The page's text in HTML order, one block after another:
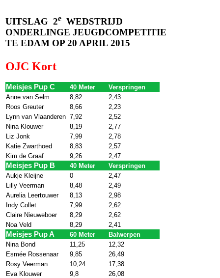
UITSLAG 2e WEDSTRIJD
ONDERLINGE JEUGDCOMPETITIE
TE EDAM OP 20 APRIL 2015
OJC Kort
Meisjes Pup C 40 Meter
Verspringen
Anne van Selm
8,82
2,43
Roos Greuter
8,66
2,23
Lynn van Vlaanderen 7,92
2,52
Nina Klouwer
8,19
2,77
Liz Jonk
7,99
2,78
Katie Zwarthoed
8,83
2,57
Kim de Graaf
9,26 2,47
Meisjes Pup B 40 Meter
Verspringen
Aukje Kleijne
0
2,47
Lilly Veerman
8,48
2,49
Aurelia Leertouwer
8,13
2,98
Indy Collet
7,99
2,62
Claire Nieuweboer
8,29
2,62
Noa Veld
8,29 2,41
Meisjes Pup A 60 Meter
Balwerpen
Nina Bond
11,25
12,32
Esmée Rossenaar
9,85
26,49
Rosy Veerman
10,24
17,38
Eva Klouwer
9,8
26,08